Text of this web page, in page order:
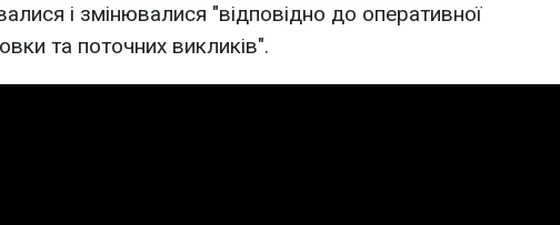
і змінювалися "відповідно до оперативної
та поточних викликів".